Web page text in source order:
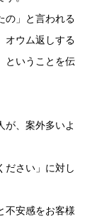
の」と言われる
オウム返しする
ということを伝
が、案外多いよ
ださい」に対し
不安感をお客様